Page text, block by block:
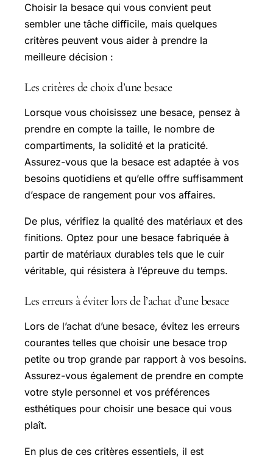
Choisir la besace qui vous convient peut
sembler une tâche difficile, mais quelques
critères peuvent vous aider à prendre la
meilleure décision :
Les critères de choix d’une besace
Lorsque vous choisissez une besace, pensez à
prendre en compte la taille, le nombre de
compartiments, la solidité et la praticité.
Assurez-vous que la besace est adaptée à vos
besoins quotidiens et qu’elle offre suffisamment
d’espace de rangement pour vos affaires.
De plus, vérifiez la qualité des matériaux et des
finitions. Optez pour une besace fabriquée à
partir de matériaux durables tels que le cuir
véritable, qui résistera à l’épreuve du temps.
Les erreurs à éviter lors de l’achat d’une besace
Lors de l’achat d’une besace, évitez les erreurs
courantes telles que choisir une besace trop
petite ou trop grande par rapport à vos besoins.
Assurez-vous également de prendre en compte
votre style personnel et vos préférences
esthétiques pour choisir une besace qui vous
plaît.
En plus de ces critères essentiels, il est